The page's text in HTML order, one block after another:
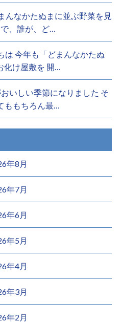
んなかたぬまに並ぶ野菜を見
、誰が、ど…
は 今年も「どまんなかたぬ
化け屋敷を 開…
いしい季節になりました そ
ももちろん最…
年8月
年7月
年6月
年5月
年4月
年3月
年2月